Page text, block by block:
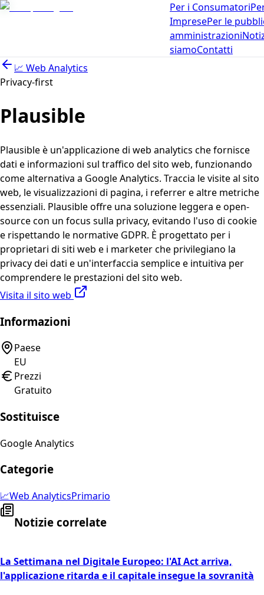
Per i Consumatori
ImpresePer le
amministrazioni
siamoContatti
📈 Web Analytics
Privacy-first
Plausible
Plausible è un'applicazione di web analytics che fornisce
dati e informazioni sul traffico del sito web, funzionando
come alternativa a Google Analytics. Traccia le visite al sito
web, le visualizzazioni di pagina, i referrer e altre metriche
essenziali. Plausible offre una soluzione leggera e open-
source con un focus sulla privacy, evitando l'uso di cookie
e rispettando le normative GDPR. È progettato per i
proprietari di siti web e i marketer che privilegiano la
privacy dei dati e un'interfaccia semplice e intuitiva per
comprendere le prestazioni del sito web.
Visita il sito web
Informazioni
Paese
EU
Prezzi
Gratuito
Sostituisce
Google Analytics
Categorie
📈Web AnalyticsPrimario
Notizie correlate
La Settimana nel Digitale Europeo: l'AI Act arriva,
l'applicazione ritarda e il capitale insegue la sovranità